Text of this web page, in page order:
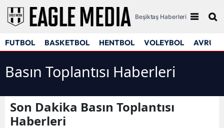
Beşiktaş Haberleri
FUTBOL BASKETBOL HENTBOL VOLEYBOL
Basın Toplantısı Haberleri
Son Dakika Basın Toplantısı
Haberleri